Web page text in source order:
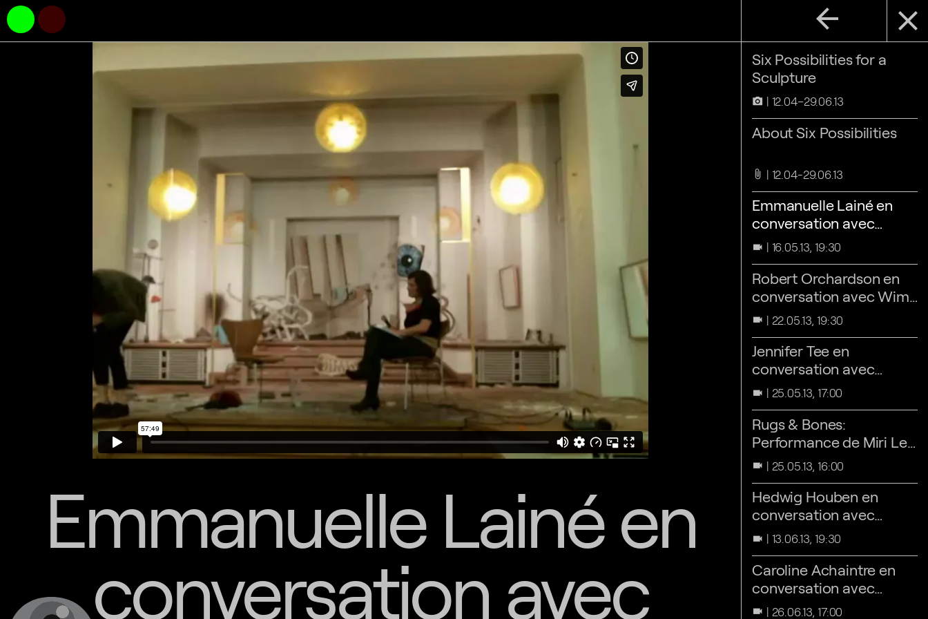
close
arrow_back
Six Possibilities for a
Sculpture
camera_alt 12.04–29.06.13
About Six Possibilities
attach_file 12.04-29.06.13
Emmanuelle Lainé en
conversation avec
Sandra Patron
videocam 16.05.13, 19:30
Robert Orchardson en
conversation avec Wim
Waelput
videocam 22.05.13, 19:30
Jennifer Tee en
conversation avec
Annick Kleizen
videocam 25.05.13, 17:00
Rugs & Bones:
Performance de Miri Lee
et Jennifer Tee
videocam 25.05.13, 16:00
Hedwig Houben en
conversation avec
Vanessa Desclaux
videocam 13.06.13, 19:30
Caroline Achaintre en
conversation avec
Sophie von Olfers
videocam 26.06.13, 17:00
Emmanuelle Lainé en
conversation avec